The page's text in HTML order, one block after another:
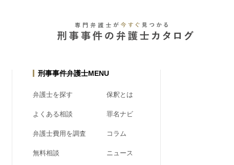
刑事事件弁護士MENU
弁護士を探す
よくある相談
弁護士費用を調査
無料相談
保釈とは
罪名ナビ
コラム
ニュース